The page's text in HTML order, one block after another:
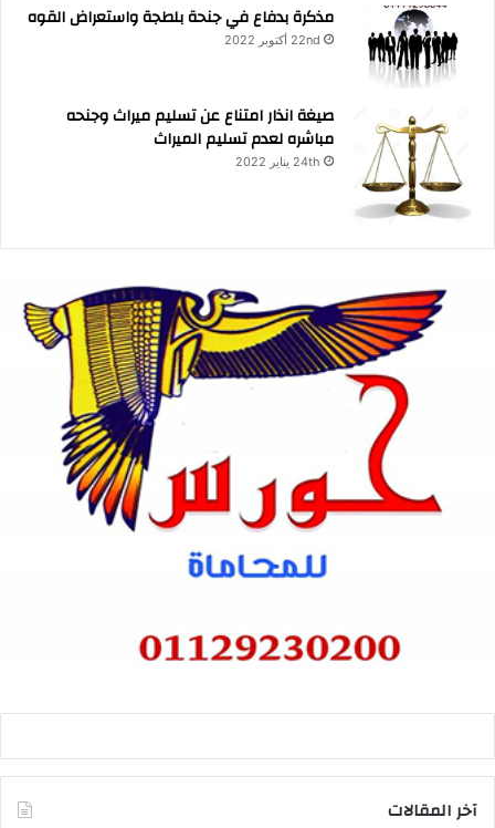
مذكرة بدفاع في جنحة بلطجة واستعراض القوه
22nd أكتوبر 2022
صيغة انذار امتناع عن تسليم ميراث وجنحه
مباشره لعدم تسليم الميراث
24th يناير 2022
آخر المقالات